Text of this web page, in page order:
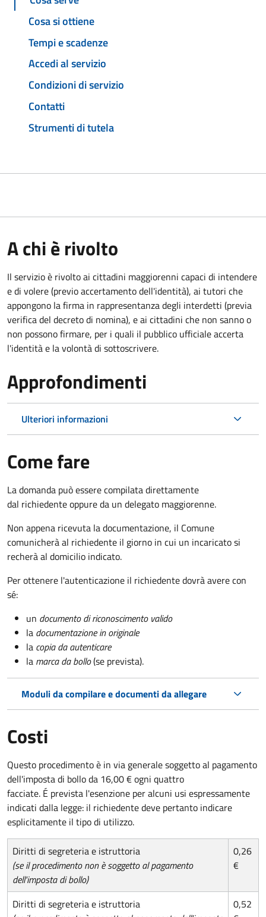
Cosa si ottiene
Tempi e scadenze
Accedi al servizio
Condizioni di servizio
Contatti
Strumenti di tutela
A chi è rivolto
Il servizio è rivolto ai cittadini maggiorenni capaci di intendere
e di volere (previo accertamento dell'identità), ai tutori che
appongono la firma in rappresentanza degli interdetti (previa
verifica del decreto di nomina), e ai cittadini che non sanno o
non possono firmare, per i quali il pubblico ufficiale accerta
l'identità e la volontà di sottoscrivere.
Approfondimenti
Ulteriori informazioni
Come fare
La domanda può essere compilata direttamente
dal richiedente oppure da un delegato maggiorenne.
Non appena ricevuta la documentazione, il Comune
comunicherà al richiedente il giorno in cui un incaricato si
recherà al domicilio indicato.
Per ottenere l'autenticazione il richiedente dovrà avere con
sé:
un documento di riconoscimento valido
la documentazione in originale
la copia da autenticare
la marca da bollo(se prevista).
Moduli da compilare e documenti da allegare
Costi
Questo procedimento è in via generale soggetto al pagamento
dell'imposta di bollo da 16,00 € ogni quattro
facciate. É prevista l'esenzione per alcuni usi espressamente
indicati dalla legge: il richiedente deve pertanto indicare
esplicitamente il tipo di utilizzo.
Diritti di segreteria e istruttoria
(se il procedimento non è soggetto al pagamento
dell'imposta di bollo)
0,26
€
Diritti di segreteria e istruttoria
0,52